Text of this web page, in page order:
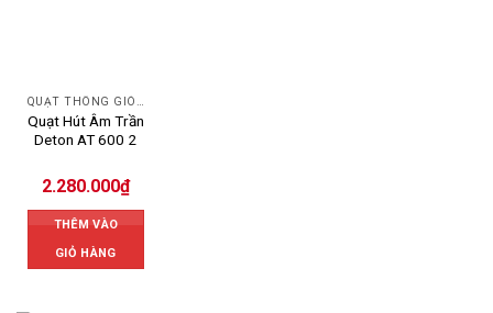
QUẠT THÔNG GIÓ DETON
Quạt Hút Âm Trần
Deton AT 600 2
2.280.000₫
THÊM VÀO
GIỎ HÀNG